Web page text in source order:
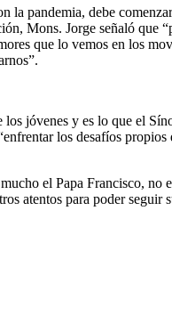
la pandemia, debe
Mons. Jorge señaló que
que lo vemos en los
jóvenes y es lo que el
los desafíos
el Papa Francisco, no
atentos para poder